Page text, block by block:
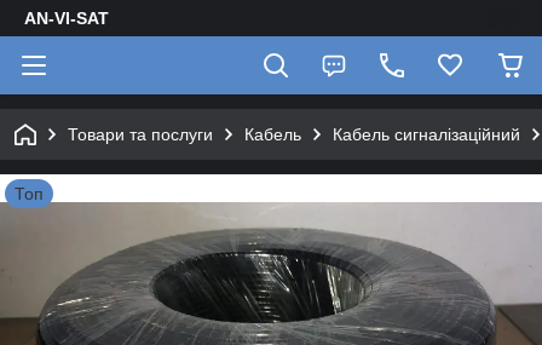
AN-VI-SAT
Товари та послуги Кабель Кабель сигналізаційний
Топ